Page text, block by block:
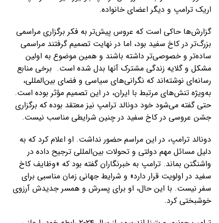
اریک ترامپ و دیگر اعضای خانواده.
گزارش‌ها حاکی است که عروس پیش‌تر به فکر برگزاری مراسمی
بزرگ‌تر در کاخ سفید بود، اما در نهایت تصمیم گرفتند مراسمی
ساده‌تر و خصوصی‌تر داشته باشند و همین موضوع به اولین
مشکل و گلایه زندگی مشترک آنها بدل شده است. برخی منابع
رسانه‌ای نوشته‌اند که نگرانی‌های سیاسی و فضای بین‌المللی،
به‌ویژه تنش‌های مرتبط با ایران، در این تصمیم مؤثر بوده است.
حتی گفته می‌شود خود دونالد ترامپ نیز معتقد بوده که برگزاری
جشن عروسی در کاخ سفید در چنین شرایطی مناسب نیست.
دونالد ترامپ، در این مراسم حضور نداشت. او اعلام کرد که به
دلیل مسائل مهم دولتی و تحولات بین‌المللی ترجیح داده در
واشنگتن بماند. ترامپ به خبرنگاران گفته بود که «وظایف کاخ
سفید در اولویت قرار دارد» و شرایط جهانی زمان مناسبی برای
سفر نیست. با این حال، او برای پسرش و همسر جدیدش آرزوی
خوشبختی کرد.